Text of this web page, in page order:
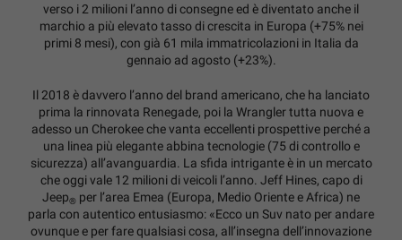
verso i 2 milioni l’anno di consegne ed è diventato anche il
marchio a più elevato tasso di crescita in Europa (+75% nei
primi 8 mesi), con già 61 mila immatricolazioni in Italia da
gennaio ad agosto (+23%).
Il 2018 è davvero l’anno del brand americano, che ha lanciato
prima la rinnovata Renegade, poi la Wrangler tutta nuova e
adesso un Cherokee che vanta eccellenti prospettive perché a
una linea più elegante abbina tecnologie (75 di controllo e
sicurezza) all’avanguardia. La sfida intrigante è in un mercato
che oggi vale 12 milioni di veicoli l’anno. Jeff Hines, capo di
Jeep® per l’area Emea (Europa, Medio Oriente e Africa) ne
parla con autentico entusiasmo: «Ecco un Suv nato per andare
ovunque e per fare qualsiasi cosa, all’insegna dell’innovazione